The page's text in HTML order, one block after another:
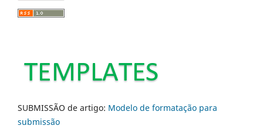
SUBMISSÃO de artigo: Modelo de formatação para
submissão